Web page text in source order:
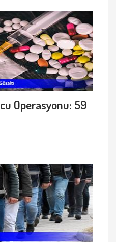
Operasyonu: 59